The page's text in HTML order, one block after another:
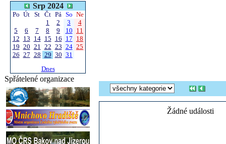
Srp 2024
Po Út St Čt Pá So Ne
1
2 3
4
5
6 7 8 9 10 11
12 13 14 15 16 17 18
19 20 21 22 23 24 25
26 27 28 29 30 31
Dnes
Spřátelené organizace
Žádné události